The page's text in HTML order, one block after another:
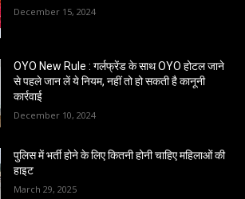
December 15, 2024
OYO New Rule : गर्लफ्रेंड के साथ OYO होटल जाने
से पहले जान लें ये नियम, नहीं तो हो सकती है कानूनी
कार्रवाई
December 10, 2024
पुलिस में भर्ती होने के लिए कितनी होनी चाहिए महिलाओं की
हाइट
March 29, 2025